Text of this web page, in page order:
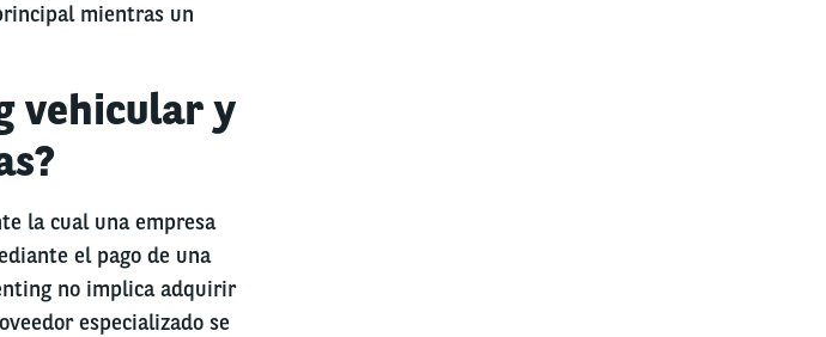
mientras un
vehicular y
la cual una empresa
el pago de una
no implica adquirir
especializado se